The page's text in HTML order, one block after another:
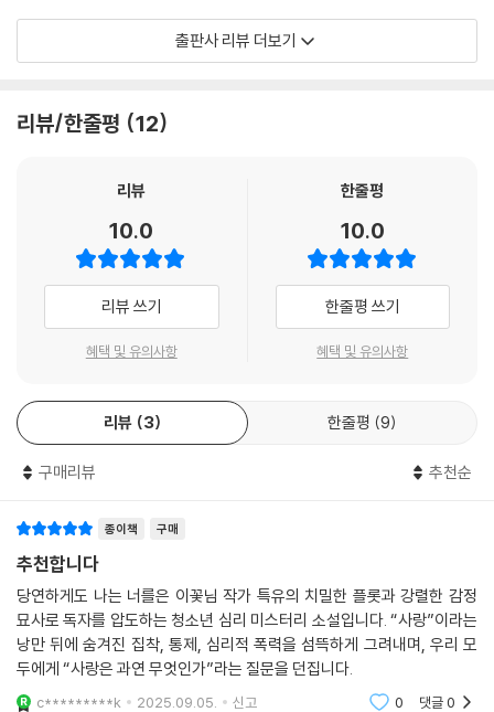
불쾌하게 바뀌던, 그 섬뜩함을 어떻게 잊을 수 있겠어.
‘너 여전하다?’
야 눈치챈 거야. 채호의 눈은 금방이라도 튀어나올 듯 커졌고 나는 혀끝부
터 느껴지는 쓴맛을 참아 내려고 입을 다물었어.
--- p.109
무슨 말을 어떻게 시작해야 할지 모르겠어. 너한테 하고 싶은 말이 너무 많
은데 어떤 말을 해야 네가 내 말을 믿어 줄까. 그래, 우리 이야기가 낫겠다.
끝까지 경찰에게 하지 않은 이야기를 하려고 해. 오로지 너와 나만 아는 이
있었던 일 전부 다.
--- p.193
“좋아하는 마음속에 감추어진 이야기를 써야 했다. 그 이면의 이야기를.”
를 막 좋아하기 시작한 십 대들의 풋풋한 마음과 그 마음 뒤에 숨겨진 쓰라
이야기. 십 대의 관계 맺기 방식에 던지는 작가의 솔직하고도 파격적인 메
“누구에게도 하지 않은 이야기를 하려고 해.
오로지 너와 나만 아는 이야기를.”
청소년 문학 최강 페이지터너 이꽃님의 귀환
독자를 단 한 번도 실망시키지 않은 작가, 펴내는 작품마다 매번 십 대들의
뜨거운 호응을 얻는 작가 이꽃님의 신작 『당연하게도 나는 너를』이 출간되
었다.
터 『죽이고 싶은 아이』처럼 십 대들의 세계에도 분명코 존재하는 부조리한
일상과 관계의 심연을 강렬하게 파헤치는 문제작을 발표해 온 이꽃님 작가
가 이번에는 ‘누군가를 좋아하는 마음’을 예리하게 파고든 또 하나의 문제
작으로 우리 곁을 찾아왔다.
치밀한 플롯, 소름 돋는 반전, 압도적 몰입감
숨조차 멈추고 빠져드는 위태로운 이야기
출판사 리뷰 더보기
리뷰/한줄평 12
리뷰
10.0
리뷰 쓰기
혜택 및 유의사항
한줄평
10.0
한줄평 쓰기
혜택 및 유의사항
리뷰 3 한줄평 9
구매리뷰 추천순
종이책 구매
추천합니다
당연하게도 나는 너를은 이꽃님 작가 특유의 치밀한 플롯과 강렬한 감정
묘사로 독자를 압도하는 청소년 심리 미스터리 소설입니다. “사랑”이라는
낭만 뒤에 숨겨진 집착, 통제, 심리적 폭력을 섬뜩하게 그려내며, 우리 모
두에게 “사랑은 과연 무엇인가”라는 질문을 던집니다.
c*********k 2025.09.05. 신고 0 댓글0